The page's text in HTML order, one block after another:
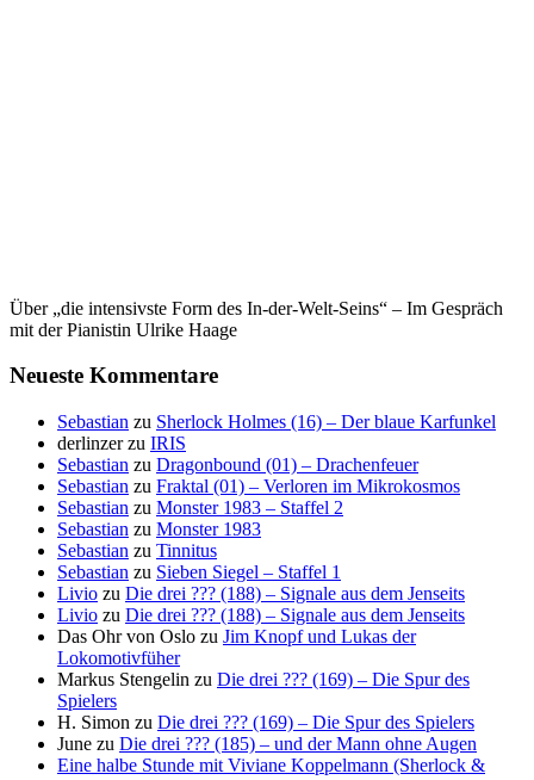
Über „die intensivste Form des In-der-Welt-Seins“ – Im Gespräch
mit der Pianistin Ulrike Haage
Neueste Kommentare
Sebastian zu Sherlock Holmes (16) – Der blaue Karfunkel
derlinzerzu IRIS
Sebastian zu Dragonbound (01) – Drachenfeuer
Sebastian zu Fraktal (01) – Verloren im Mikrokosmos
Sebastian zu Monster 1983 – Staffel 2
Sebastian zu Monster 1983
Sebastian zu Tinnitus
Sebastian zu Sieben Siegel – Staffel 1
Livio zu Die drei ??? (188) – Signale aus dem Jenseits
Livio zu Die drei ??? (188) – Signale aus dem Jenseits
Das Ohr von Oslo zu Jim Knopf und Lukas der
Lokomotivfüher
Markus Stengelin zu Die drei ??? (169) – Die Spur des
Spielers
H. Simon zu Die drei ??? (169) – Die Spur des Spielers
June zu Die drei ??? (185) – und der Mann ohne Augen
Eine halbe Stunde mit Viviane Koppelmann (Sherlock &